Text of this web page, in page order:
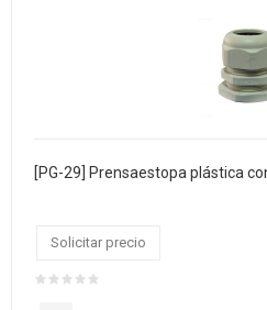
Solicitar precio